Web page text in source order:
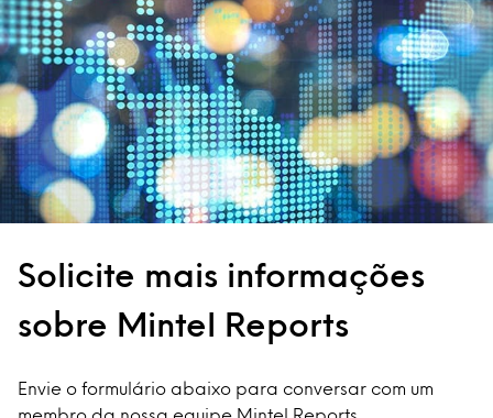
Solicite mais informações
sobre Mintel Reports
Envie o formulário abaixo para conversar com um
membro da nossa equipe Mintel Reports.